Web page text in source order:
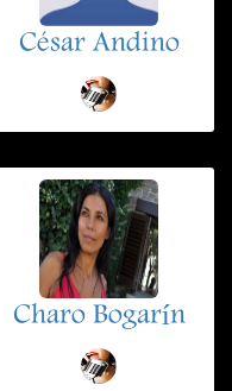
César Andino
Charo Bogarín